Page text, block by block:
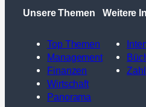
Unsere Themen
Top Themen
Management
Finanzen
Wirtschaft
Panorama
Weitere